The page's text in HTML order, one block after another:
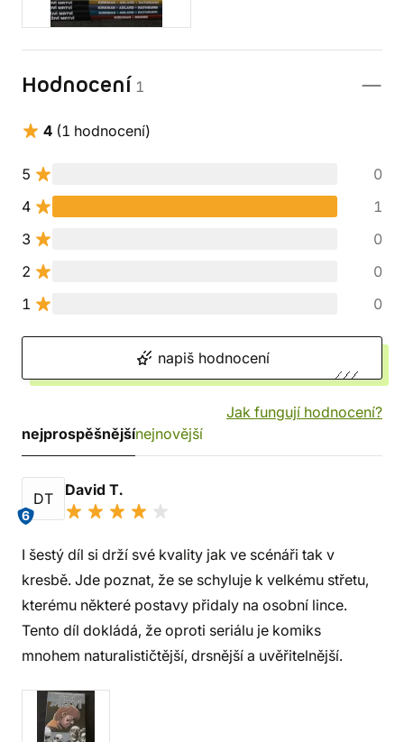
Hodnocení 1
4 (1 hodnocení)
5
0
4
1
3
0
2
0
1
0
napiš hodnocení
Jak fungují hodnocení?
nejprospěšnějšínejnovější
DT
6
David T.
I šestý díl si drží své kvality jak ve scénáři tak v
kresbě. Jde poznat, že se schyluje k velkému střetu,
kterému některé postavy přidaly na osobní lince.
Tento díl dokládá, že oproti seriálu je komiks
mnohem naturalističtější, drsnější a uvěřitelnější.